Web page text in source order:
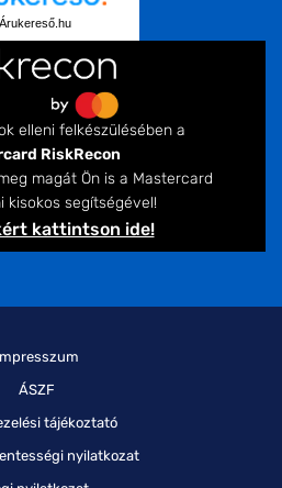
Árukereső.hu
elleni felkészülésében a
RiskRecon
magát Ön is a Mastercard
kisokos segítségével!
kattintson ide!
ÁSZF
tájékoztató
nyilatkozat